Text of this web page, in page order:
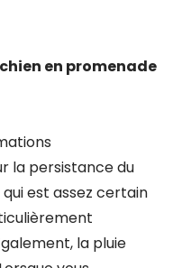
en promenade
la persistance du
est assez certain
la pluie